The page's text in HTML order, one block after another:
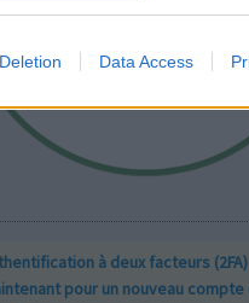
Data Access
à deux facteurs
pour un nouveau